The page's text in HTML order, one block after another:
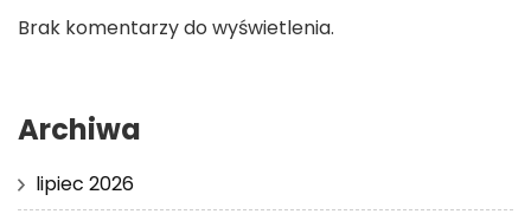
Brak komentarzy do wyświetlenia.
Archiwa
lipiec 2026